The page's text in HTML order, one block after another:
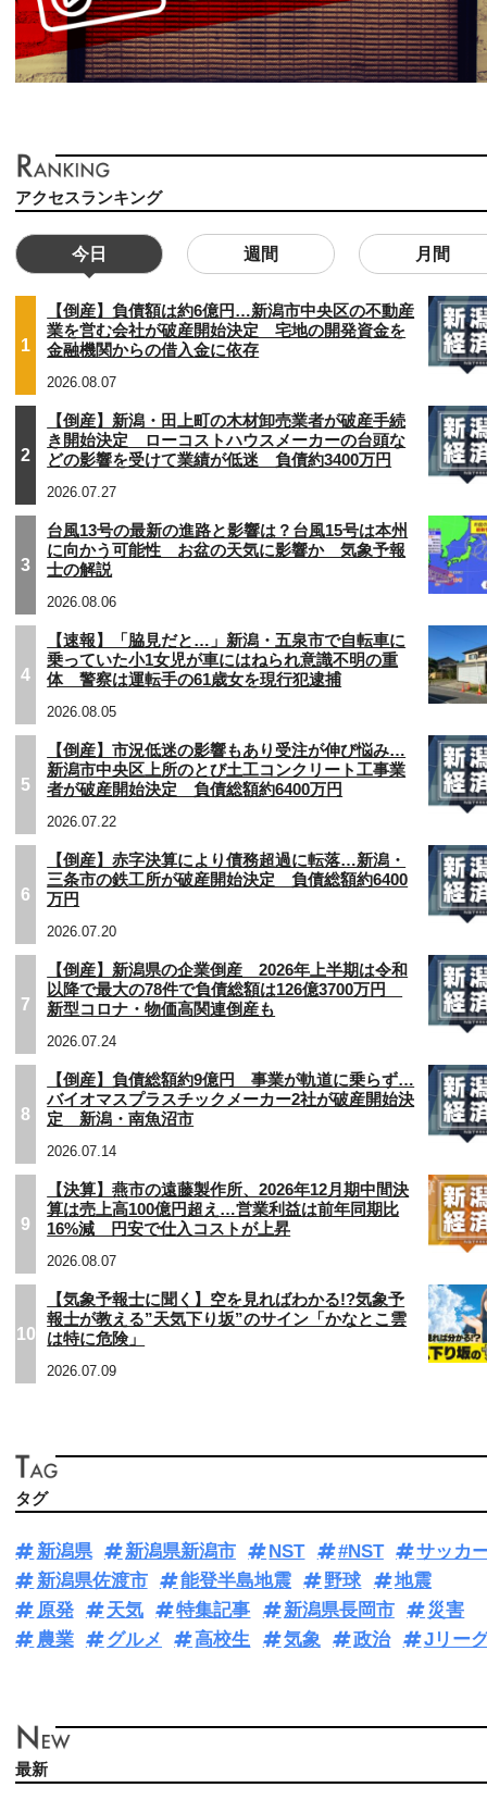
アクセスランキング
今日 週間 月間
1
【倒産】負債額は約6億円…新潟市中央区の不動産
業を営む会社が破産開始決定 宅地の開発資金を
金融機関からの借入金に依存
2026.08.07
2
【倒産】新潟・田上町の木材卸売業者が破産手続
き開始決定 ローコストハウスメーカーの台頭な
どの影響を受けて業績が低迷 負債約3400万円
2026.07.27
3
台風13号の最新の進路と影響は？台風15号は本州
に向かう可能性 お盆の天気に影響か 気象予報
士の解説
2026.08.06
4
【速報】「脇見だと…」新潟・五泉市で自転車に
乗っていた小1女児が車にはねられ意識不明の重
体 警察は運転手の61歳女を現行犯逮捕
2026.08.05
5
【倒産】市況低迷の影響もあり受注が伸び悩み…
新潟市中央区上所のとび土工コンクリート工事業
者が破産開始決定 負債総額約6400万円
2026.07.22
6
【倒産】赤字決算により債務超過に転落…新潟・
三条市の鉄工所が破産開始決定 負債総額約6400
万円
2026.07.20
7
【倒産】新潟県の企業倒産 2026年上半期は令和
以降で最大の78件で負債総額は126億3700万円
新型コロナ・物価高関連倒産も
2026.07.24
8
【倒産】負債総額約9億円 事業が軌道に乗らず…
バイオマスプラスチックメーカー2社が破産開始決
定 新潟・南魚沼市
2026.07.14
9
【決算】燕市の遠藤製作所、2026年12月期中間決
算は売上高100億円超え…営業利益は前年同期比
16%減 円安で仕入コストが上昇
2026.08.07
10
【気象予報士に聞く】空を見ればわかる!?気象予
報士が教える”天気下り坂”のサイン「かなとこ雲
は特に危険」
2026.07.09
タグ
新潟県 新潟県新潟市 NST #NST
サッカ
新潟県佐渡市
能登半島地震 野球
地震
原発
天気 特集記事 新潟県長岡市
災害
農業
グルメ 高校生 気象 政治 Jリー
最新